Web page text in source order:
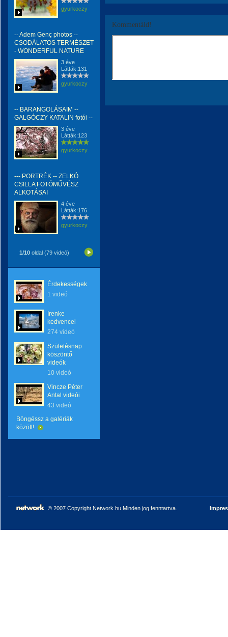
gyurkoczy
-- Adem Genç photos --
CSODÁLATOS TERMÉSZET
- WONDERFUL NATURE
3 éve
Látták:131
gyurkoczy
-- BARANGOLÁSAIM --
GALGÓCZY KATALIN fotói --
3 éve
Látták:123
gyurkoczy
--- PORTRÉK -- ZELKÓ
CSILLA FOTÓMŰVÉSZ
ALKOTÁSAI
4 éve
Látták:176
gyurkoczy
1/10 oldal (79 videó)
Érdekességek
1 videó
Irenke
kedvencei
274 videó
Születésnap
köszöntő
videók
10 videó
Vincze Péter
Antal videói
43 videó
Böngéssz a galériák
között!
Kommentáld!
© 2007 Copyright Network.hu Minden jog fenntartva.